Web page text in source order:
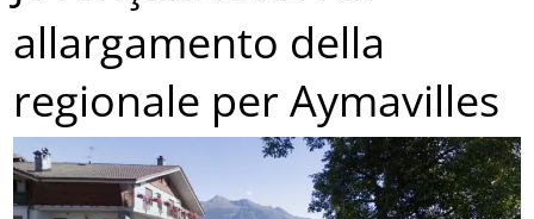
allargamento della
regionale per Aymavilles